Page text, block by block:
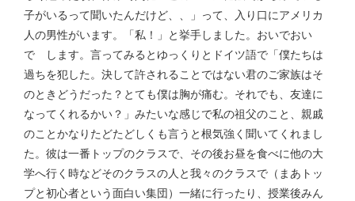
子がいるって聞いたんだけど、、」って、入り口にアメリカ
人の男性がいます。「私！」と挙手しました。おいでおい
で します。言ってみるとゆっくりとドイツ語で「僕たちは
過ちを犯した。決して許されることではない君のご家族はそ
のときどうだった？とても僕は胸が痛む。それでも、友達に
なってくれるかい？」みたいな感じで私の祖父のこと、親戚
のことかなりたどたどしくも言うと根気強く聞いてくれまし
た。彼は一番トップのクラスで、その後お昼を食べに他の大
学へ行く時などそのクラスの人と我々のクラスで（まあトッ
プと初心者という面白い集団）一緒に行ったり、授業後みん